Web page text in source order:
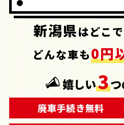
新潟県はどこ
どんな車も0円
嬉しい3
廃車手続き無料